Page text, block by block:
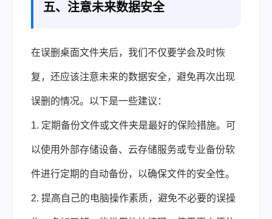
五、注意未来数据安全
在误删桌面文件夹后，我们不仅要学会及时恢
复，还应该注意未来的数据安全，避免再次出现
误删的情况。以下是一些建议：
1. 定期备份文件或文件夹是最好的保险措施。可
以使用外部存储设备、云存储服务或专业备份软
件进行定期的自动备份，以确保文件的安全性。
2. 提高自己的电脑操作素质，避免不必要的误操